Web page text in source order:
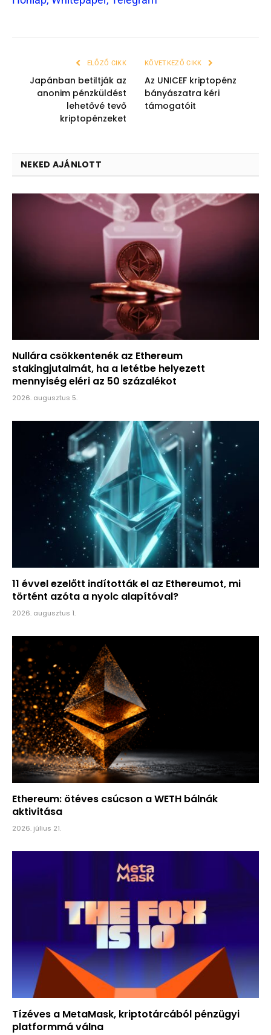
ELŐZŐ CIKK
Japánban betiltják az
anonim pénzküldést
lehetővé tevő
kriptopénzeket
KÖVETKEZŐ CIKK
Az UNICEF kriptopénz
bányászatra kéri
támogatóit
NEKED AJÁNLOTT
Nullára csökkentenék az Ethereum
stakingjutalmát, ha a letétbe helyezett
mennyiség eléri az 50 százalékot
2026. augusztus 5.
11 évvel ezelőtt indították el az Ethereumot, mi
történt azóta a nyolc alapítóval?
2026. augusztus 1.
Ethereum: ötéves csúcson a WETH bálnák
aktivitása
2026. július 21.
Tízéves a MetaMask, kriptotárcából pénzügyi
platformmá válna